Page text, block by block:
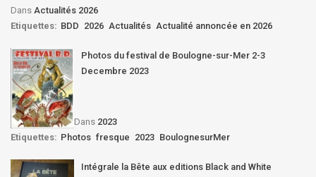
Dans Actualités 2026
Etiquettes: BDD 2026 Actualités Actualité annoncée en 2026
Photos du festival de Boulogne-sur-Mer 2-3
Decembre 2023
Dans 2023
Etiquettes: Photos fresque 2023 BoulognesurMer
Intégrale la Bête aux editions Black and White